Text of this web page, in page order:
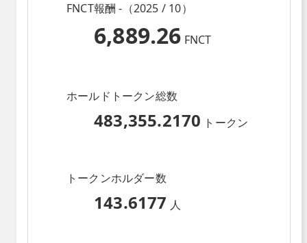
FNCT報酬 -（2025 / 10）
6,889.26 FNCT
ホールドトークン総数
483,355.2170 トークン
トークンホルダー数
143.6177 人